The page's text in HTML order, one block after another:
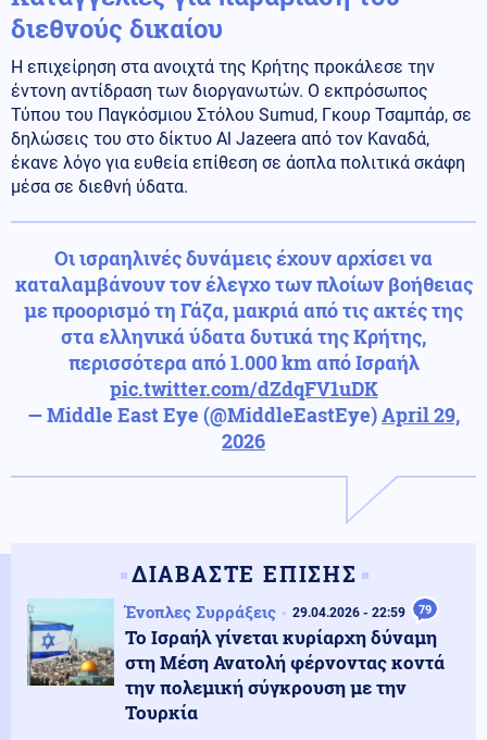
διεθνούς δικαίου
Η επιχείρηση στα ανοιχτά της Κρήτης προκάλεσε την
έντονη αντίδραση των διοργανωτών. Ο εκπρόσωπος
Τύπου του Παγκόσμιου Στόλου Sumud, Γκουρ Τσαμπάρ, σε
δηλώσεις του στο δίκτυο Al Jazeera από τον Καναδά,
έκανε λόγο για ευθεία επίθεση σε άοπλα πολιτικά σκάφη
μέσα σε διεθνή ύδατα.
Οι ισραηλινές δυνάμεις έχουν αρχίσει να
καταλαμβάνουν τον έλεγχο των πλοίων βοήθειας
με προορισμό τη Γάζα, μακριά από τις ακτές της
στα ελληνικά ύδατα δυτικά της Κρήτης,
περισσότερα από 1.000 km από Ισραήλ
pic.twitter.com/dZdqFV1uDK
— Middle East Eye (@MiddleEastEye)April 29,
2026
ΔΙΑΒΑΣΤΕ ΕΠΙΣΗΣ
Ένοπλες Συρράξεις 29.04.2026 - 22:59 79
Το Ισραήλ γίνεται κυρίαρχη δύναμη
στη Μέση Ανατολή φέρνοντας κοντά
την πολεμική σύγκρουση με την
Τουρκία